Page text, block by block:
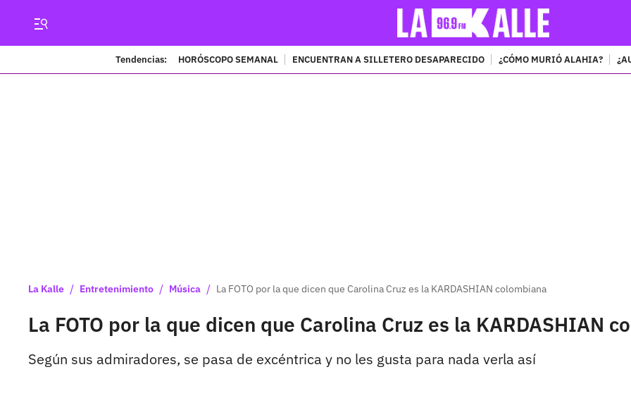
Tendencias: HORÓSCOPO SEMANAL ENCUENTRAN A SILLETERO DESAPARECIDO ¿CÓMO MURIÓ ALAHIA?
La Kalle / Entretenimiento / Música / La FOTO por la que dicen que Carolina Cruz es la KARDASHIAN colombiana
La FOTO por la que dicen que Carolina Cruz es la KARDASHIAN
Según sus admiradores, se pasa de excéntrica y no les gusta para nada verla así